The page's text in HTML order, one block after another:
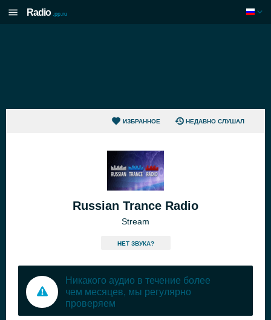
Radio .pp.ru
ИЗБРАННОЕ НЕДАВНО СЛУШАЛ
Russian Trance Radio
Stream
HЕТ ЗВУКА?
Никакого аудио в течение более
чем месяцев, мы регулярно
проверяем